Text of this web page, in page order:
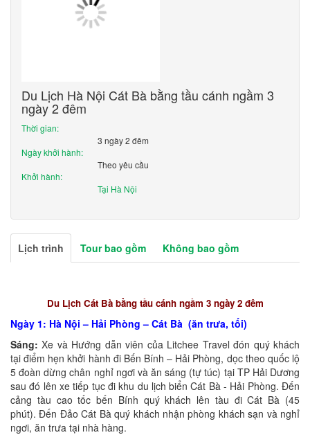
Du Lịch Hà Nội Cát Bà bằng tầu cánh ngầm 3
ngày 2 đêm
Thời gian:
3 ngày 2 đêm
Ngày khởi hành:
Theo yêu cầu
Khởi hành:
Tại Hà Nội
Lịch trình Tour bao gồm Không bao gồm
Du Lịch Cát Bà bằng tầu cánh ngầm 3 ngày 2 đêm
Ngày 1: Hà Nội – Hải Phòng – Cát Bà (ăn trưa, tối)
Sáng: Xe và Hướng dẫn viên của Litchee Travel đón quý khách
tại điểm hẹn khởi hành đi Bến Bính – Hải Phòng, dọc theo quốc lộ
5 đoàn dừng chân nghỉ ngơi và ăn sáng (tự túc) tại TP Hải Dương
sau đó lên xe tiếp tục đi khu du lịch biển Cát Bà - Hải Phòng. Đến
cảng tàu cao tốc bến Bính quý khách lên tàu đi Cát Bà (45
phút). Đến Đảo Cát Bà quý khách nhận phòng khách sạn và nghỉ
ngơi, ăn trưa tại nhà hàng.